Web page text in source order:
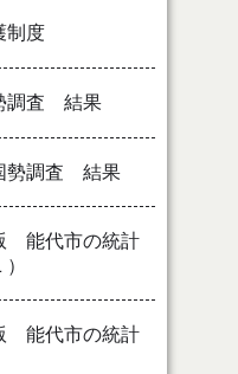
制度
調査 結果
勢調査 結果
能代市の統計
能代市の統計